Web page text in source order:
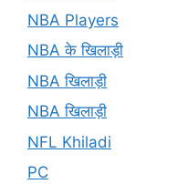
NBA Players
NBA के खिलाड़ी
NBA खिलाड़ी
NBA खिलाड़ी
NFL Khiladi
PC